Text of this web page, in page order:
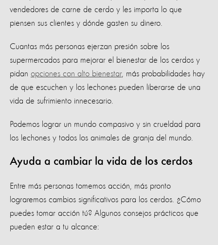
vendedores de carne de cerdo y les importa lo que
piensen sus clientes y dónde gasten su dinero.
Cuantas más personas ejerzan presión sobre los
supermercados para mejorar el bienestar de los cerdos y
pidan opciones con alto bienestar, más probabilidades hay
de que escuchen y los lechones pueden liberarse de una
vida de sufrimiento innecesario.
Podemos lograr un mundo compasivo y sin crueldad para
los lechones y todos los animales de granja del mundo.
Ayuda a cambiar la vida de los cerdos
Entre más personas tomemos acción, más pronto
lograremos cambios significativos para los cerdos. ¿Cómo
puedes tomar acción tú? Algunos consejos prácticos que
pueden estar a tu alcance: